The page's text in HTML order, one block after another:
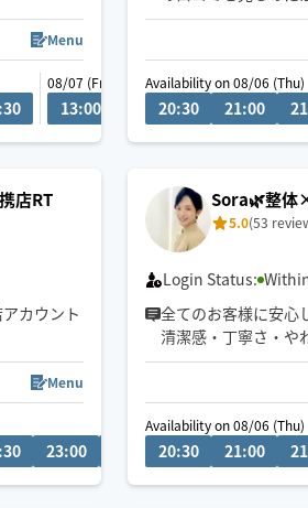
Menu
08/07 (Fri)
13:00 13:30 14:00 14:30
頂き感謝です♪
頂いた温かい口コ
励みにしております
ご予約時間より早め
Availability on 08/06 (Thu)
20:30 21:00
店RT
カウント
いいたし
Menu
23:00
08/07 (Fri)
00:00 00:30
Sora🌿整体
5.0(53
Login Status:
全てのお客様に安心
清潔感・丁寧さ・や
ます🌙
予約枠×の場合でも
事前に↗︎のチャット
対応可能な場合がご
Availability on 08/06 (Thu)
20:30 21:00